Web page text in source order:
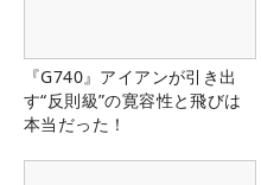
『G740』アイアンが引き出
す“反則級”の寛容性と飛びは
本当だった！